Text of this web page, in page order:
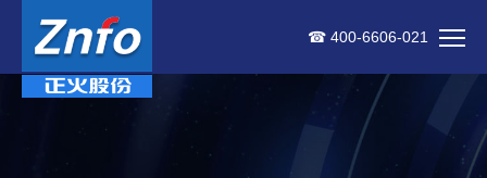
☎ 400-6606-021